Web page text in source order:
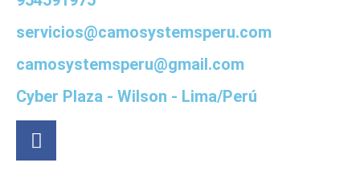
servicios@camosystemsperu.com
camosystemsperu@gmail.com
Cyber Plaza - Wilson - Lima/Perú